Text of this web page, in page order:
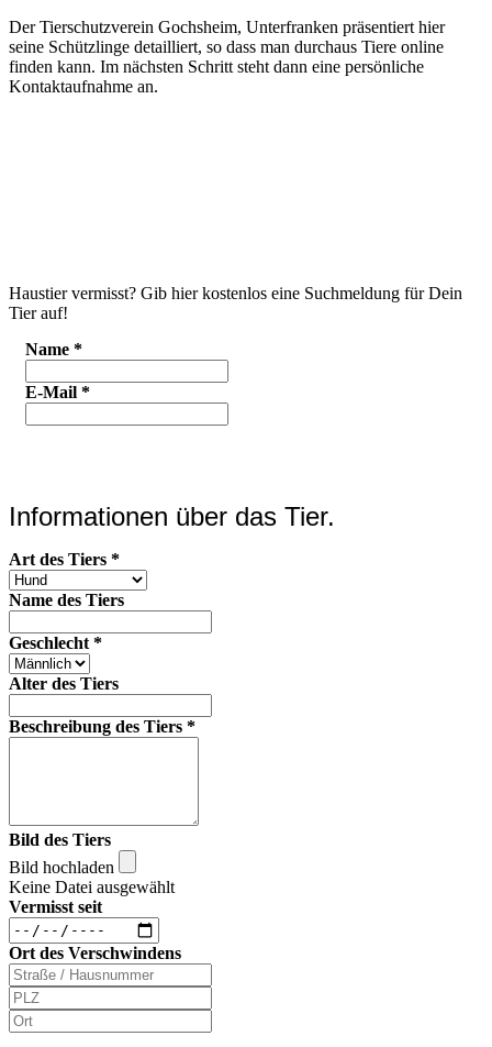
Der Tierschutzverein Gochsheim, Unterfranken präsentiert hier
seine Schützlinge detailliert, so dass man durchaus Tiere online
finden kann. Im nächsten Schritt steht dann eine persönliche
Kontaktaufnahme an.
Haustier vermisst? Gib hier kostenlos eine Suchmeldung für Dein
Tier auf!
Name *
E-Mail *
Informationen über das Tier.
Art des Tiers *
Name des Tiers
Geschlecht *
Alter des Tiers
Beschreibung des Tiers *
Bild des Tiers
Bild hochladen
Keine Datei ausgewählt
Vermisst seit
Ort des Verschwindens